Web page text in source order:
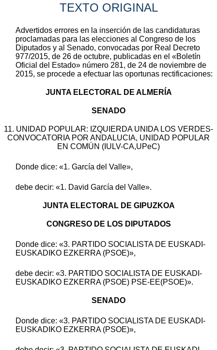
TEXTO ORIGINAL
Advertidos errores en la inserción de las candidaturas
proclamadas para las elecciones al Congreso de los
Diputados y al Senado, convocadas por Real Decreto
977/2015, de 26 de octubre, publicadas en el «Boletín
Oficial del Estado» número 281, de 24 de noviembre de
2015, se procede a efectuar las oportunas rectificaciones:
JUNTA ELECTORAL DE ALMERÍA
SENADO
11. UNIDAD POPULAR: IZQUIERDA UNIDA LOS VERDES-
CONVOCATORIA POR ANDALUCIA, UNIDAD POPULAR
EN COMÚN (IULV-CA,UPeC)
Donde dice: «1. García del Valle»,
debe decir: «1. David García del Valle».
JUNTA ELECTORAL DE GIPUZKOA
CONGRESO DE LOS DIPUTADOS
Donde dice: «3. PARTIDO SOCIALISTA DE EUSKADI-
EUSKADIKO EZKERRA (PSOE)»,
debe decir: «3. PARTIDO SOCIALISTA DE EUSKADI-
EUSKADIKO EZKERRA (PSOE) PSE-EE(PSOE)».
SENADO
Donde dice: «3. PARTIDO SOCIALISTA DE EUSKADI-
EUSKADIKO EZKERRA (PSOE)»,